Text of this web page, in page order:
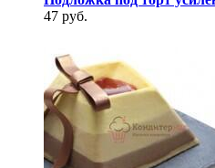
47 руб.